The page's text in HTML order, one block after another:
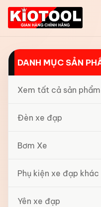
DANH MỤC SẢN
Xem tất cả sản phẩm
Đèn xe đạp
Bơm Xe
Phụ kiện xe đạp khác
Yên xe đạp